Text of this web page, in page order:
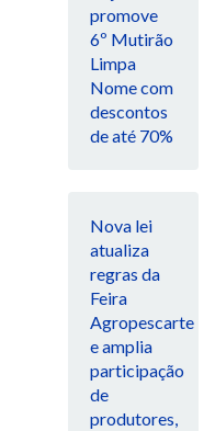
promove
6º Mutirão
Limpa
Nome com
descontos
de até 70%
Nova lei
atualiza
regras da
Feira
Agropescarte
e amplia
participação
de
produtores,